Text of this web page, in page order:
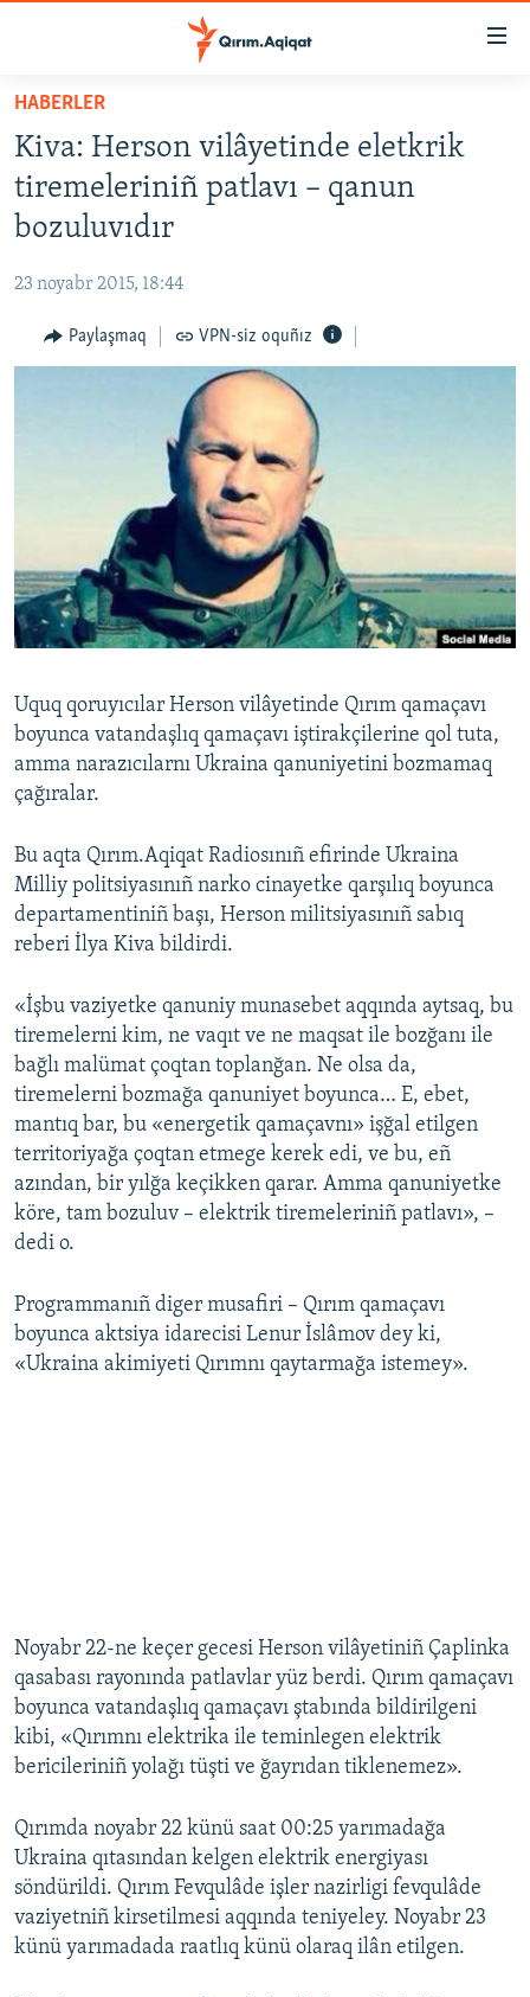
Esas
qaytmaq
Baş
navigatsiyağa
qaytmaq
Qıdıruvğa
qaytmaq
İQTİSADİYAT
MEDENİYET
İNSAN AQLARI
Русский
Українською
RFE/RS bütün saytları
HABERLER
Kiva: Herson vilâyetinde eletkrik
tiremeleriniñ patlavı – qanun
bozuluvıdır
23 noyabr 2015, 18:44
Paylaşmaq VPN-siz oquñız
Uquq qoruyıcılar Herson vilâyetinde Qırım qamaçavı
boyunca vatandaşlıq qamaçavı iştirakçilerine qol tuta,
amma narazıcılarnı Ukraina qanuniyetini bozmamaq
çağıralar.
Bu aqta Qırım.Aqiqat Radiosınıñ efirinde Ukraina
Milliy politsiyasınıñ narko cinayetke qarşılıq boyunca
departamentiniñ başı, Herson militsiyasınıñ sabıq
reberi İlya Kiva bildirdi.
«İşbu vaziyetke qanuniy munasebet aqqında aytsaq, bu
tiremelerni kim, ne vaqıt ve ne maqsat ile bozğanı ile
bağlı malümat çoqtan toplanğan. Ne olsa da,
tiremelerni bozmağa qanuniyet boyunca… E, ebet,
mantıq bar, bu «energetik qamaçavnı» işğal etilgen
territoriyağa çoqtan etmege kerek edi, ve bu, eñ
azından, bir yılğa keçikken qarar. Amma qanuniyetke
köre, tam bozuluv – elektrik tiremeleriniñ patlavı», –
dedi o.
Programmanıñ diger musafiri – Qırım qamaçavı
boyunca aktsiya idarecisi Lenur İslâmov dey ki,
«Ukraina akimiyeti Qırımnı qaytarmağa istemey».
Noyabr 22-ne keçer gecesi Herson vilâyetiniñ Çaplinka
qasabası rayonında patlavlar yüz berdi. Qırım qamaçavı
boyunca vatandaşlıq qamaçavı ştabında bildirilgeni
kibi, «Qırımnı elektrika ile teminlegen elektrik
bericileriniñ yolağı tüşti ve ğayrıdan tiklenemez».
Qırımda noyabr 22 künü saat 00:25 yarımadağa
Ukraina qıtasından kelgen elektrik energiyası
söndürildi. Qırım Fevqulâde işler nazirligi fevqulâde
vaziyetniñ kirsetilmesi aqqında teniyeley. Noyabr 23
künü yarımadada raatlıq künü olaraq ilân etilgen.